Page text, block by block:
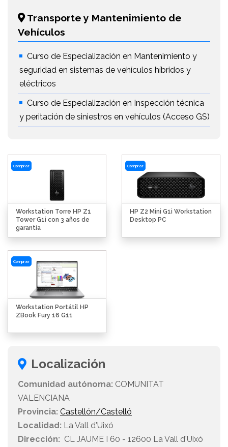
Transporte y Mantenimiento de
Vehículos
Curso de Especialización en Mantenimiento y
seguridad en sistemas de vehículos híbridos y
eléctricos
Curso de Especialización en Inspección técnica
y peritación de siniestros en vehículos (Acceso GS)
Comprar
Workstation Torre HP Z1
Tower G1i con 3 años de
garantía
Comprar
HP Z2 Mini G1i Workstation
Desktop PC
Comprar
Workstation Portátil HP
ZBook Fury 16 G11
Localización
Comunidad autónoma: COMUNITAT
VALENCIANA
Provincia: Castellón/Castelló
Localidad: La Vall d'Uixó
Dirección: CL JAUME I 60 - 12600 La Vall d'Uixó